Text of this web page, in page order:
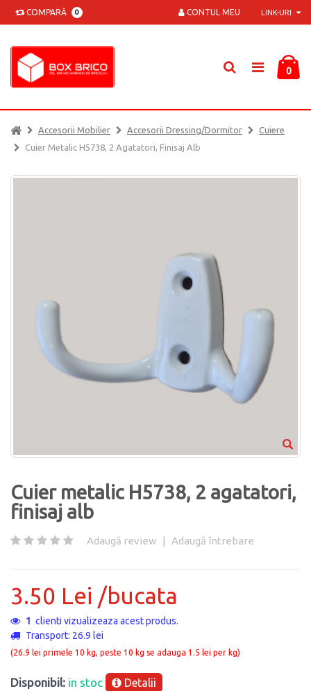
COMPARĂ 0 LINK-URI
CONTUL MEU
0
Accesorii Mobilier Accesorii Dressing/dormitor
Cuiere
Cuier Metalic H5738, 2 Agatatori, Finisaj Alb
Cuier metalic H5738, 2 agatatori,
finisaj alb
Adaugă review | Adaugă întrebare
3.50 Lei /bucata
12clienti vizualizeaza acest produs.
Transport: 26.9 lei
(26.9 lei primele 10 kg, peste 10 kg se adauga 1.5 lei per kg)
Disponibil: in stoc Detalii